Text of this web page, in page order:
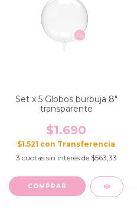
Set x 5 Globos burbuja 8"
transparente
$1.690
$1.521 con
3 cuotas sin interés de $563,33